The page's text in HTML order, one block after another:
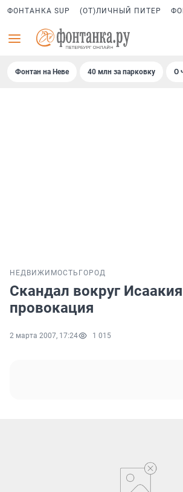
ФОНТАНКА SUP (ОТ)ЛИЧНЫЙ ПИТЕР
Фонтан на Неве 40 млн за парковку О
НЕДВИЖИМОСТЬ ГОРОД
Скандал вокруг
провокация
2 марта 2007, 17:24 1 015